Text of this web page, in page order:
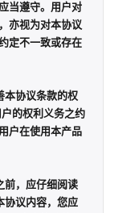
当遵守。用户对
亦视为对本协议
定不一致或存在
本协议条款的权
的权利义务之约
户在使用本产品
前，应仔细阅读
协议内容，您应